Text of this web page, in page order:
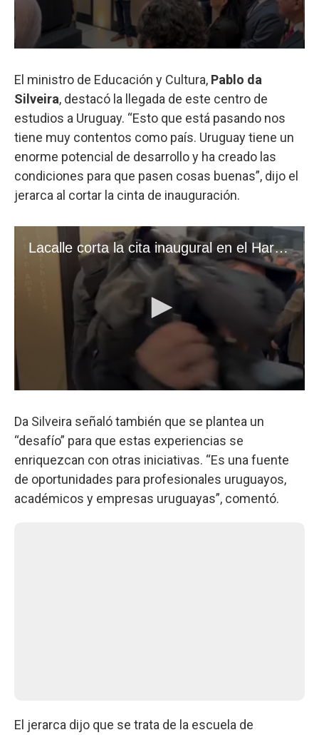
El ministro de Educación y Cultura, Pablo da
Silveira, destacó la llegada de este centro de
estudios a Uruguay. “Esto que está pasando nos
tiene muy contentos como país. Uruguay tiene un
enorme potencial de desarrollo y ha creado las
condiciones para que pasen cosas buenas”, dijo el
jerarca al cortar la cinta de inauguración.
Da Silveira señaló también que se plantea un
“desafío” para que estas experiencias se
enriquezcan con otras iniciativas. “Es una fuente
de oportunidades para profesionales uruguayos,
académicos y empresas uruguayas”, comentó.
El jerarca dijo que se trata de la escuela de